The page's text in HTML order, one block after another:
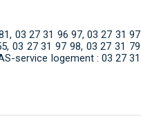
03 27 31 96 97, 03 27 31 97
03 27 31 97 98, 03 27 31 79
service logement : 03 27 31